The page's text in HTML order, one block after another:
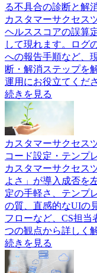
る不具合の診断と解
カスタマーサクセス
ヘルススコアの誤算
して現れます。ログ
への報告手順など、
断・解消ステップを
運用にお役立てくだ
続きを見る
カスタマーサクセス
コード設定・テンプ
カスタマーサクセス
よさ」が導入成否を
定の手軽さ、テンプ
の質、直感的なUIの
フローなど、CS担当
つの観点から詳しく
続きを見る